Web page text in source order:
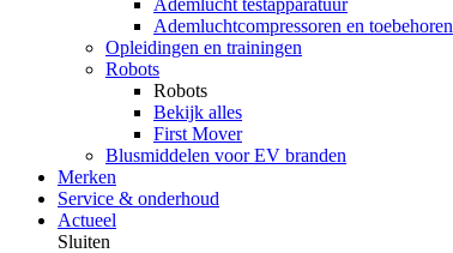
Ademlucht testapparatuur
Ademluchtcompressoren en toebehoren
Opleidingen en trainingen
Robots
Robots
Bekijk alles
First Mover
Blusmiddelen voor EV branden
Merken
Service & onderhoud
Actueel
Sluiten